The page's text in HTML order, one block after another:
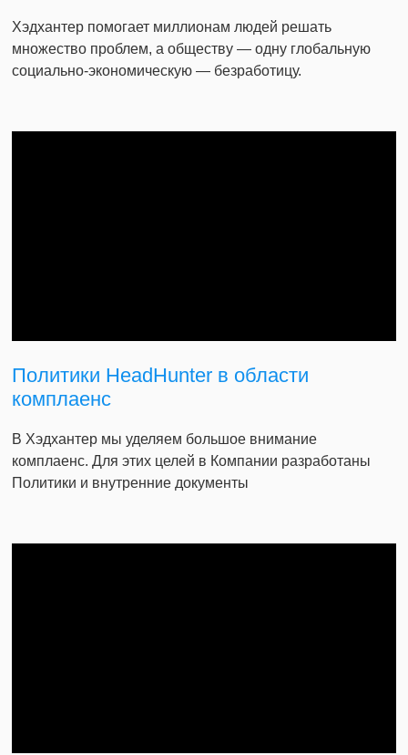
Хэдхантер помогает миллионам людей решать
множество проблем, а обществу — одну глобальную
социально-экономическую — безработицу.
Политики HeadHunter в области
комплаенс
В Хэдхантер мы уделяем большое внимание
комплаенс. Для этих целей в Компании разработаны
Политики и внутренние документы